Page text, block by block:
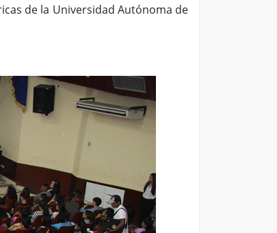
de la Universidad Autónoma de